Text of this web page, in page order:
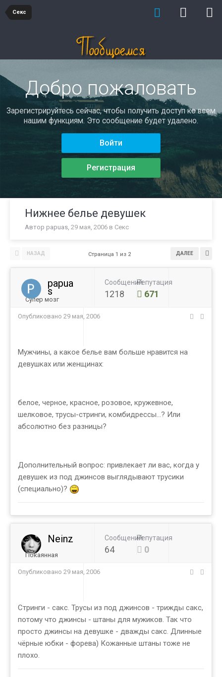
Секс
Добро пожаловать
Зарегистрируйтесь сейчас, чтобы получить доступ ко всем
нашим функциям. Это сообщение будет удалено.
Войти
Регистрация
Нижнее белье девушек
Автор papuas, 29 мая, 2006 в Секс
НАЗАД ДАЛЕЕ
Страница 1 из 2
papua
s
Супер мозг
Сообщений
1218
Репутация
671
Опубликовано 29 мая, 2006
Мужчины, а какое белье вам больше нравится на
девушках или женщинах:
белое, черное, красное, розовое, кружевное,
шелковое, трусы-стринги, комбидрессы...? Или
абсолютно без разницы?
Дополнительный вопрос: привлекает ли вас, когда у
девушек из под джинсов выглядывают трусики
(специально)?
Neinz
Покаянная
Сообщений
64
Репутация
0
Опубликовано 29 мая, 2006
Стринги - сакс. Трусы из под джинсов - трижды сакс,
потому что джинсы - штаны для мужиков. Так что
просто джинсы на девушке - дважды сакс. Длинные
чёрные юбки - форева) Кожанные штаны тоже не
плохо.